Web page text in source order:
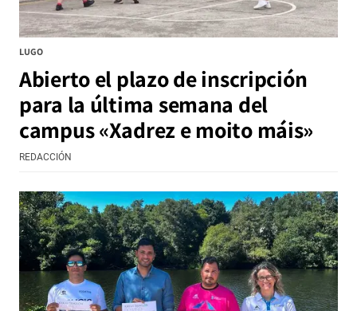
LUGO
Abierto el plazo de inscripción
para la última semana del
campus «Xadrez e moito máis»
REDACCIÓN